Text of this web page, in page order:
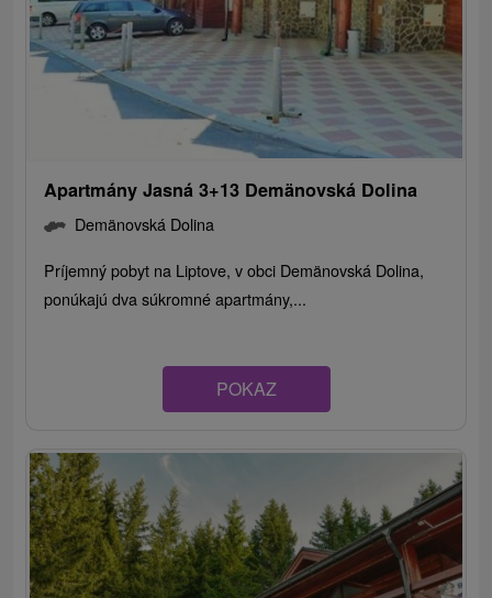
Apartmány Jasná 3+13 Demänovská Dolina
Demänovská Dolina
Príjemný pobyt na Liptove, v obci Demänovská Dolina,
ponúkajú dva súkromné apartmány,...
POKAZ